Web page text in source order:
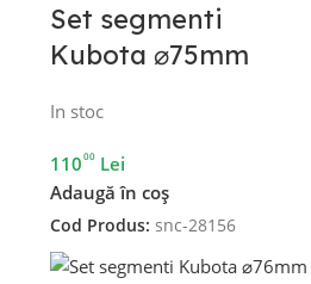
Set segmenti
Kubota ⌀75mm
In stoc
11000 Lei
Adaugă în coș
Cod Produs: snc-28156